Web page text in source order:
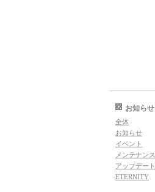
お知らせ
全体
お知らせ
イベント
メンテナンス
アップデート
ETERNITY